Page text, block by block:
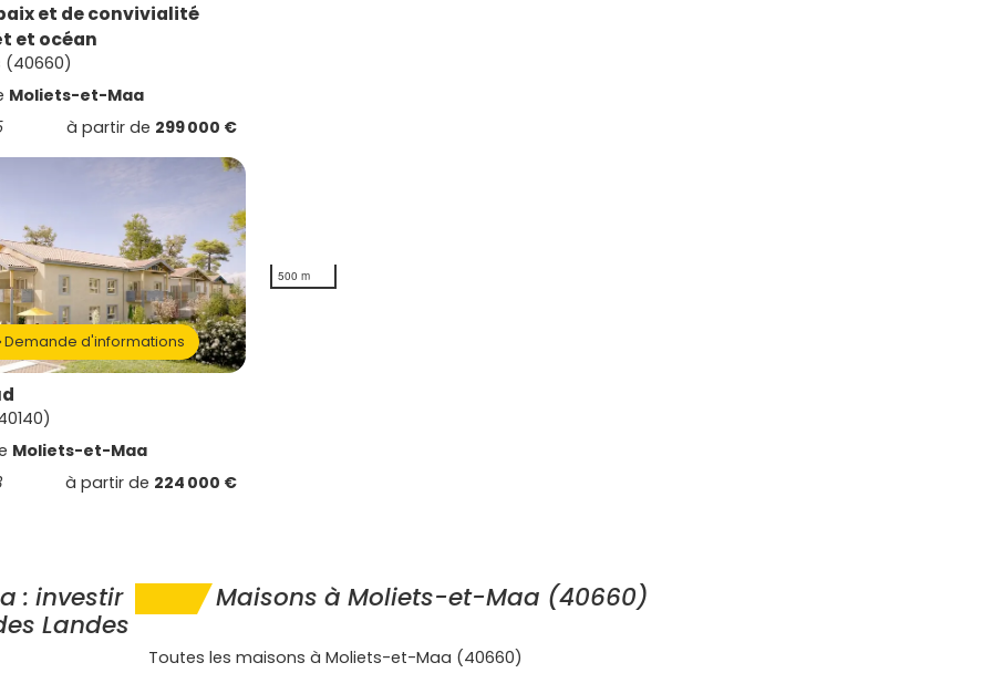
et de convivialité
et océan
(40660)
Moliets-et-Maa
à partir de 299 000 €
Demande d'informations
Moliets-et-Maa
à partir de 224 000 €
500 m
: investir
Landes
Maisons à Moliets-et-Maa (40660)
Toutes les maisons à Moliets-et-Maa (40660)